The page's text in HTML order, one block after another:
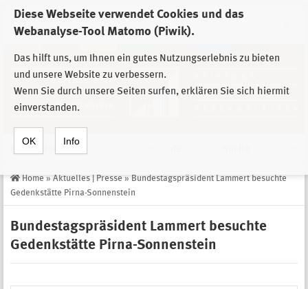
Diese Webseite verwendet Cookies und das
Webanalyse-Tool Matomo (Piwik).
Das hilft uns, um Ihnen ein gutes Nutzungserlebnis zu bieten
und unsere Website zu verbessern.
Wenn Sie durch unsere Seiten surfen, erklären Sie sich hiermit
einverstanden.
OK Info
Zur Auswahl der Einrichtungen der
Stiftung Sächsische Gedenkstätten
Home » Aktuelles | Presse » Bundestagspräsident Lammert besuchte
Gedenkstätte Pirna-Sonnenstein
Bundestagspräsident Lammert besuchte
Gedenkstätte Pirna-Sonnenstein